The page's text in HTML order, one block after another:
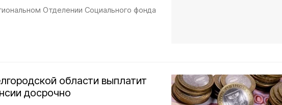
Отделении Социального фонда
области выплатит
досрочно